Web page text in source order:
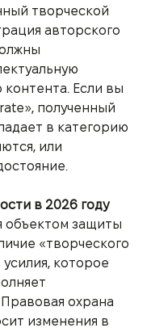
творческой
авторского
Если вы
полученный
в категорию
или
в 2026 году
объектом защиты
«творческого
которое
охрана
изменения в